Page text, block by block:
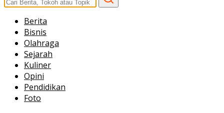
Berita
Bisnis
Olahraga
Sejarah
Kuliner
Opini
Pendidikan
Foto